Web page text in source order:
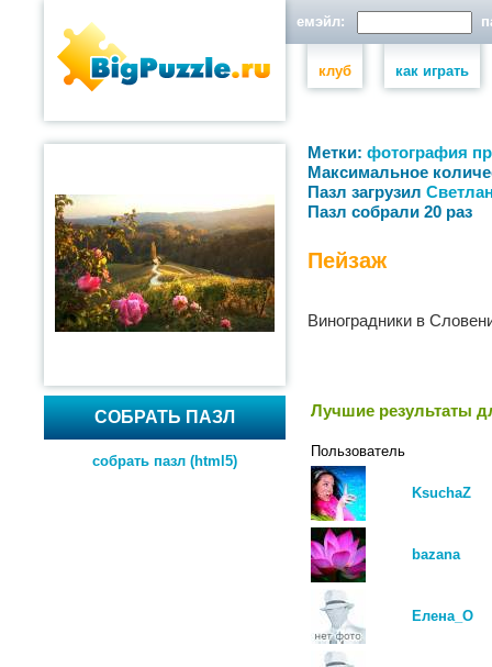
емэйл:
клуб как играть
СОБРАТЬ ПАЗЛ
собрать пазл (html5)
Метки: фотография
Максимальное
Пазл загрузил
Пазл собрали 20 раз
Пейзаж
Виноградники в
Лучшие результаты
Пользователь
KsuchaZ
bazana
Елена_О